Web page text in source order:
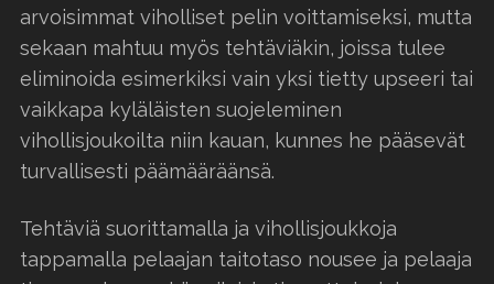
arvoisimmat viholliset pelin voittamiseksi, mutta
sekaan mahtuu myös tehtäviäkin, joissa tulee
eliminoida esimerkiksi vain yksi tietty upseeri tai
vaikkapa kyläläisten suojeleminen
vihollisjoukoilta niin kauan, kunnes he pääsevät
turvallisesti päämääräänsä.
Tehtäviä suorittamalla ja vihollisjoukkoja
tappamalla pelaajan taitotaso nousee ja pelaaja